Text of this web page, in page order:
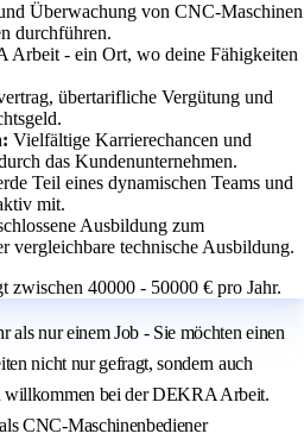
Überwachung von CNC-Maschinen
durchführen.
Arbeit - ein Ort, wo deine Fähigkeiten
übertarifliche Vergütung und
Vielfältige Karrierechancen und
das Kundenunternehmen.
Teil eines dynamischen Teams und
mit.
Ausbildung zum
vergleichbare technische Ausbildung.
zwischen 40000 - 50000 € pro Jahr.
als nur einem Job - Sie möchten einen
nicht nur gefragt, sondern auch
willkommen bei der DEKRA Arbeit.
CNC-Maschinenbediener